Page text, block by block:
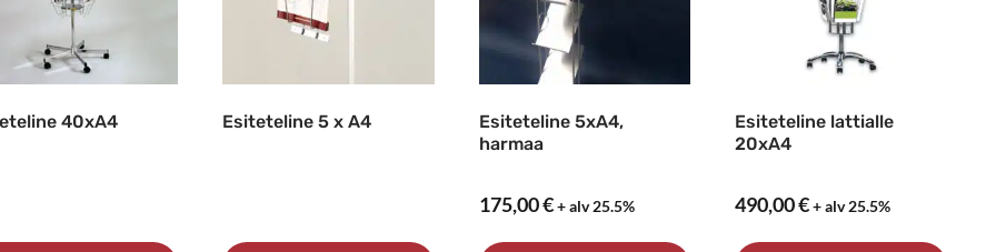
40xA4 Esiteteline 5 x A4
Esiteteline 5xA4,
harmaa
175,00€ + alv 25.5%
Esiteteline lattialle
20xA4
490,00€+ alv 25.5%